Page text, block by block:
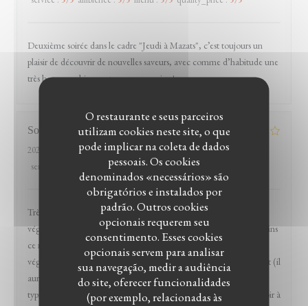
O restaurante e seus parceiros
utilizam cookies neste site, o que
pode implicar na coleta de dados
pessoais. Os cookies
denominados «necessários» são
obrigatórios e instalados por
padrão. Outros cookies
opcionais requerem seu
consentimento. Esses cookies
opcionais servem para analisar
sua navegação, medir a audiência
do site, oferecer funcionalidades
(por exemplo, relacionadas às
Deuxième soirée dans le cadre "Jeudi à Mazats", c’est toujours un
plaisir de découvrir de nouvelles saveurs, avec comme d’habitude une
très bonne ambiance et un super service !
Sophie
2026-04-11
- 19:00 - guests 4
service
ambience:5/5 menu:4 /5 quality_price
Très bon accueil, ambiance agréable et nombreuses options
végétariennes dont un plat entier (l'assiette végétarienne), néanmoins
ce restaurant m'était indiqué comme disposant d'options
végétaliennes et au final, à part quelques entrées, il n'y en a pas tant (il
aurait fallu composer l'assiette végétarienne sur mesure, c'est
typiquement ces demandes d'ajustements que j'apprécie ne pas avoir à